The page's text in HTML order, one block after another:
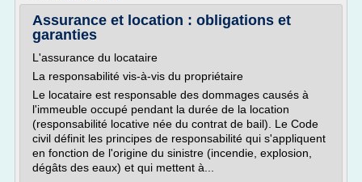
Assurance et location : obligations et
garanties
L'assurance du locataire
La responsabilité vis-à-vis du propriétaire
Le locataire est responsable des dommages causés à
l'immeuble occupé pendant la durée de la location
(responsabilité locative née du contrat de bail). Le Code
civil définit les principes de responsabilité qui s'appliquent
en fonction de l'origine du sinistre (incendie, explosion,
dégâts des eaux) et qui mettent à...